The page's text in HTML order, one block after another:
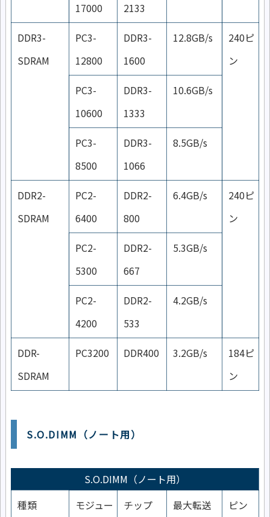
17000
2133
DDR3-
SDRAM
PC3-
12800
DDR3-
1600
12.8GB/s
240ピ
ン
PC3-
10600
DDR3-
1333
10.6GB/s
PC3-
8500
DDR3-
1066
8.5GB/s
DDR2-
SDRAM
PC2-
6400
DDR2-
800
6.4GB/s
240ピ
ン
PC2-
5300
DDR2-
667
5.3GB/s
PC2-
4200
DDR2-
533
4.2GB/s
DDR-
SDRAM
PC3200 DDR400 3.2GB/s
184ピ
ン
S.O.DIMM（ノート用）
S.O.DIMM（ノート用）
種類
モジュー
チップ
最大転送
ピン